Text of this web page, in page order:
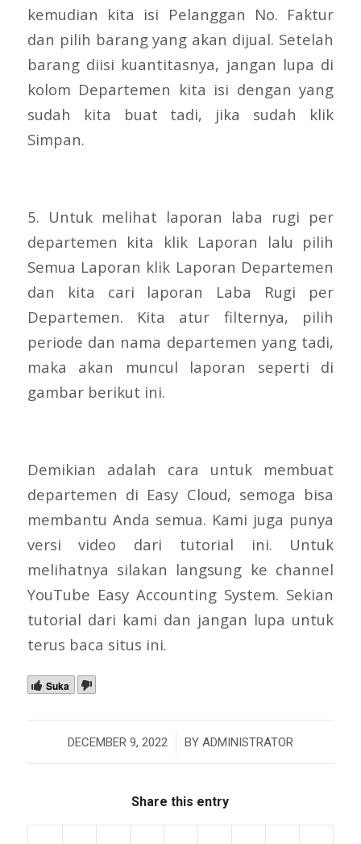
kemudian kita isi Pelanggan No. Faktur
dan pilih barang yang akan dijual. Setelah
barang diisi kuantitasnya, jangan lupa di
kolom Departemen kita isi dengan yang
sudah kita buat tadi, jika sudah klik
Simpan.
5. Untuk melihat laporan laba rugi per
departemen kita klik Laporan lalu pilih
Semua Laporan klik Laporan Departemen
dan kita cari laporan Laba Rugi per
Departemen. Kita atur filternya, pilih
periode dan nama departemen yang tadi,
maka akan muncul laporan seperti di
gambar berikut ini.
Demikian adalah cara untuk membuat
departemen di Easy Cloud, semoga bisa
membantu Anda semua. Kami juga punya
versi video dari tutorial ini. Untuk
melihatnya silakan langsung ke channel
YouTube Easy Accounting System. Sekian
tutorial dari kami dan jangan lupa untuk
terus baca situs ini.
Suka
DECEMBER 9, 2022
/ BY ADMINISTRATOR
Share this entry